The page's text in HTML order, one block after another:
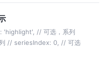
// 可选，系列
// seriesIndex: 0, // 可选